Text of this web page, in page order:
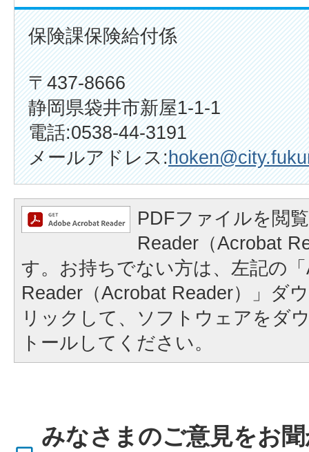
保険課保険給付係
〒437-8666
静岡県袋井市新屋1-1-1
電話:0538-44-3191
メールアドレス:
PDFファイルを閲
Reader（Acrobat
す。お持ちでない方は、左記の
Reader（Acrobat Reader）」ダ
リックして、ソフトウェアをダ
トールしてください。
みなさまのご意見をお